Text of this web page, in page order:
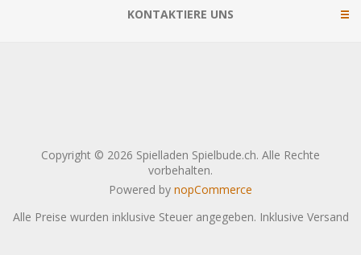
KONTAKTIERE UNS
Copyright © 2026 Spielladen Spielbude.ch. Alle Rechte
vorbehalten.
Powered by nopCommerce
Alle Preise wurden inklusive Steuer angegeben. Inklusive Versand